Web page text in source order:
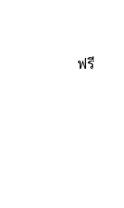
ฟรี